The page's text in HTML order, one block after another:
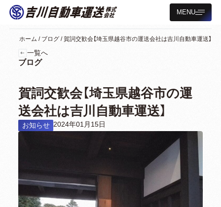
MENU
ホーム / ブログ /賀詞交歓会【埼玉県越谷市の運送会社は吉川自動車運送】
一覧へ
ブログ
賀詞交歓会【埼玉県越谷市の運
送会社は吉川自動車運送】
お知らせ 2024年01月15日